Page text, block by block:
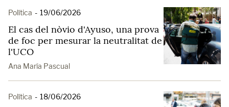
Política - 19/06/2026
El cas del nòvio d'Ayuso, una prova
de foc per mesurar la neutralitat de
l'UCO
Ana María Pascual
Política - 18/06/2026